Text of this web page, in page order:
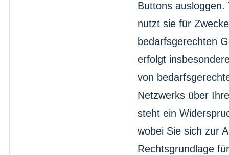
Buttons ausloggen.
nutzt sie für
bedarfsgerechten
erfolgt
von
Netzwerks über
steht ein
wobei Sie sich zur
Rechtsgrundlage